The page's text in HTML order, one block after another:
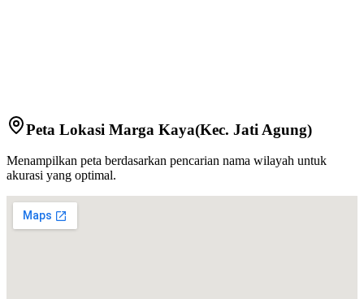
Peta Lokasi Marga Kaya(Kec. Jati Agung)
Menampilkan peta berdasarkan pencarian nama wilayah untuk
akurasi yang optimal.